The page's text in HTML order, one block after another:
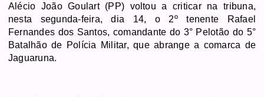
Alécio João Goulart (PP) voltou a criticar na tribuna,
nesta segunda-feira, dia 14, o 2º tenente Rafael
Fernandes dos Santos, comandante do 3° Pelotão do 5°
Batalhão de Polícia Militar, que abrange a comarca de
Jaguaruna.